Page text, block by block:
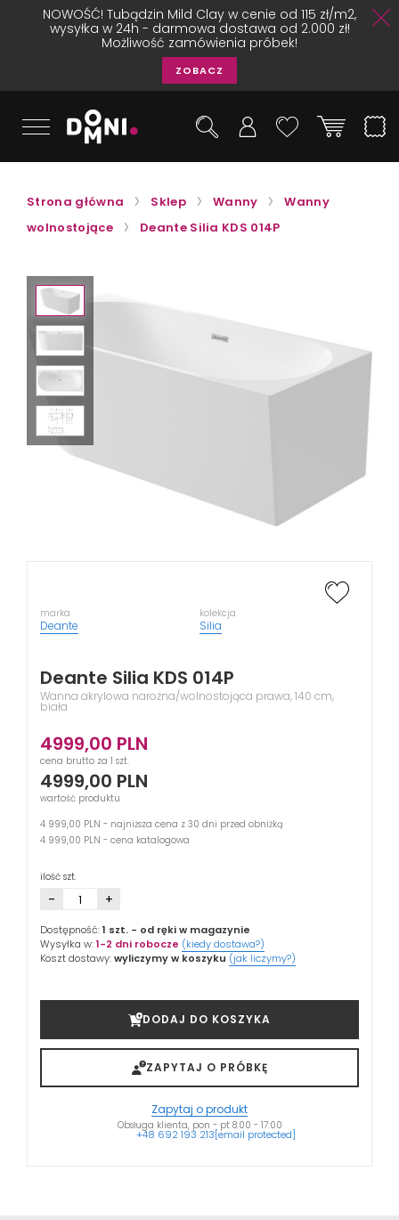
NOWOŚĆ! Tubądzin Mild Clay w cenie od 115 zł/m2,
wysyłka w 24h - darmowa dostawa od 2.000 zł!
Możliwość zamówienia próbek!
ZOBACZ
Strona główna Sklep Wanny
Wanny
wolnostojące
Deante Silia KDS 014P
marka
Deante
kolekcja
Silia
Deante Silia KDS 014P
Wanna akrylowa narożna/wolnostojąca prawa, 140 cm,
biała
4999,00 PLN
cena brutto za 1 szt.
4999,00 PLN
wartość produktu
4 999,00 PLN - najniższa cena z 30 dni przed obniżką
4 999,00 PLN - cena katalogowa
ilość szt.
- +
Dostępność:1 szt. - od ręki w magazynie
Wysyłka w:1-2 dni robocze (kiedy dostawa?)
Koszt dostawy:wyliczymy w koszyku (jak liczymy?)
DODAJ DO KOSZYKA
ZAPYTAJ O PRÓBKĘ
Zapytaj o produkt
Obsługa klienta, pon - pt 8:00 - 17:00
+48 692 193 213[email protected]